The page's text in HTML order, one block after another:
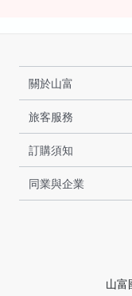
山富
關於山富
旅客服務
訂購須知
同業與企業